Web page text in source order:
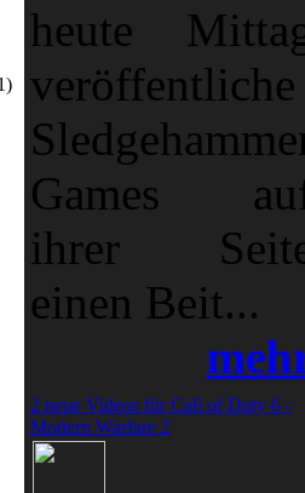
heute
veröffentliche
Games
ihrer
einen Beit...
2 neue Videos für Call of Duty 6 -
Modern Warfare 2